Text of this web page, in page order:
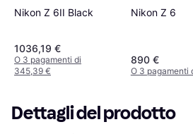
Nikon Z 6II Black
1036,19 €
O 3 pagamenti di
345,39 €
Nikon Z 6
890 €
O 3 pagamenti
Dettagli del prodotto